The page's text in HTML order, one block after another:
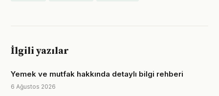
İlgili yazılar
Yemek ve mutfak hakkında detaylı bilgi rehberi
6 Ağustos 2026